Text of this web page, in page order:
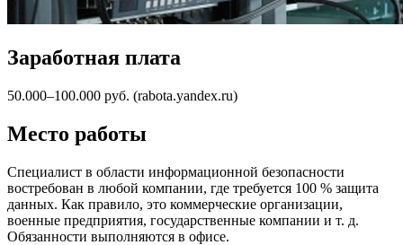
Заработная плата
50.000–100.000 руб. (rabota.yandex.ru)
Место работы
Специалист в области информационной безопасности
востребован в любой компании, где требуется 100 % защита
данных. Как правило, это коммерческие организации,
военные предприятия, государственные компании и т. д.
Обязанности выполняются в офисе.